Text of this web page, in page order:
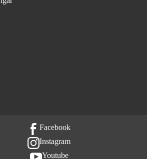
flik
flik
flik
Facebook
Instagram
Youtube